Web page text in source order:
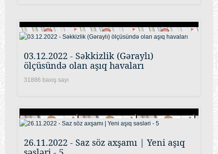
03.12.2022 - Səkkizlik (Gəraylı)
ölçüsündə olan aşıq havaları
31886 baxış sayı
26.11.2022 - Saz söz axşamı | Yeni aşıq